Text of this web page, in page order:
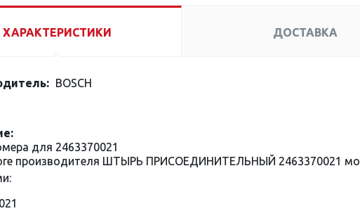
ХАРАКТЕРИСТИКИ ДОСТАВКА
BOSCH
для 2463370021
производителя ШТЫРЬ ПРИСОЕДИНИТЕЛЬНЫЙ 2463370021